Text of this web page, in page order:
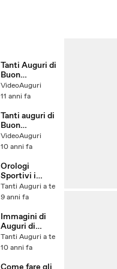
Tanti Auguri di
Buon
Compleanno
VideoAuguri
11 anni fa
Tanti auguri di
Buon
Compleanno!
VideoAuguri
10 anni fa
Orologi
Sportivi i
modelli più
utilizzati
Tanti Auguri a te
9 anni fa
Immagini di
Auguri di
Buon
Compleanno
Tanti Auguri a te
10 anni fa